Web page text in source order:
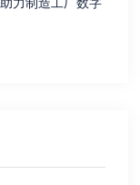
力制造工厂数字